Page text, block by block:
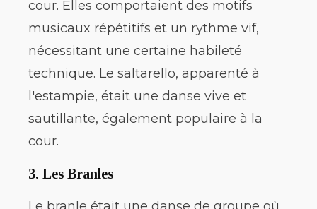
cour. Elles comportaient des motifs
musicaux répétitifs et un rythme vif,
nécessitant une certaine habileté
technique. Le saltarello, apparenté à
l'estampie, était une danse vive et
sautillante, également populaire à la
cour.
3. Les Branles